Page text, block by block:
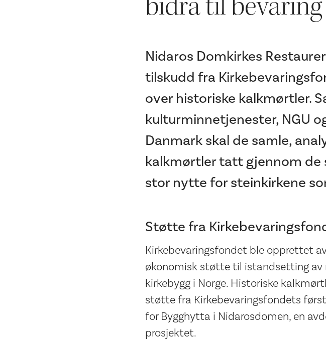
Nidaros Domkirkes
tilskudd fra
over historiske kalkmørtler.
kulturminnetjenester, NGU
Danmark skal de samle,
kalkmørtler tatt gjennom de
stor nytte for steinkirkene
Støtte fra
Kirkebevaringsfondet ble opprettet
økonomisk støtte til istandsetting
kirkebygg i Norge. Historiske
støtte fra Kirkebevaringsfondets
for Bygghytta i Nidarosdomen, en
prosjektet.